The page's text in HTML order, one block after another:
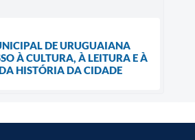
DE URUGUAIANA
À CULTURA, À LEITURA E À
HISTÓRIA DA CIDADE